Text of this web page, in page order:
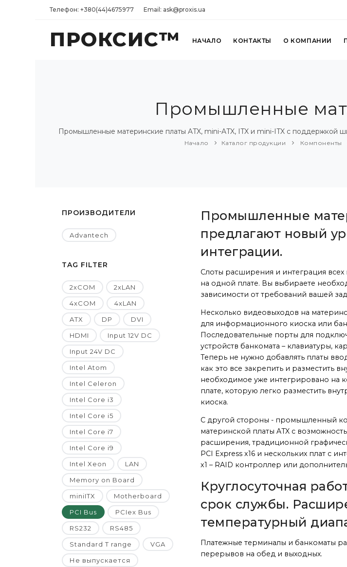
Телефон: +380(44)4675977 Email: ask@proxis.ua
ПРОКСИС™ НАЧАЛО КОНТАКТЫ О КОМПАНИИ
Промышленные
Промышленные материнские платы ATX, mini-ATX, ITX и mini-ITX с поддержкой
Начало Каталог продукции Компоненты
ПРОИЗВОДИТЕЛИ
Advantech
TAG FILTER
2xCOM 2xLAN
4xCOM 4xLAN
ATX DP DVI
HDMI Input 12V DC
Input 24V DC
Intel Atom
Intel Celeron
Intel Core i3
Intel Core i5
Intel Core i7
Intel Core i9
Intel Xeon LAN
Memory on Board
miniITX Motherboard
PCI Bus PCIex Bus
RS232 RS485
Standard T range VGA
Не выпускается
Промышленные
предлагают новый
интеграции.
Слоты расширения и интеграция
на одной плате. Вы выбираете
зависимости от требований вашей
Несколько видеовыходов на
для информационного киоска или
Последовательные порты для
устройств банкомата – клавиатуры,
Теперь не нужно добавлять платы
как это все закрепить и разместить
необходимое уже интегрировано на
плате, которую легко разместить
киоска.
С другой стороны - промышленный
материнской платы ATX с
расширения, традиционной
PCI Express x16 и нескольких плат с
x1 – RAID контроллер или
Круглосуточная
срок службы.
температурный
Платежные терминалы и банкоматы
перерывов на обед и выходных.